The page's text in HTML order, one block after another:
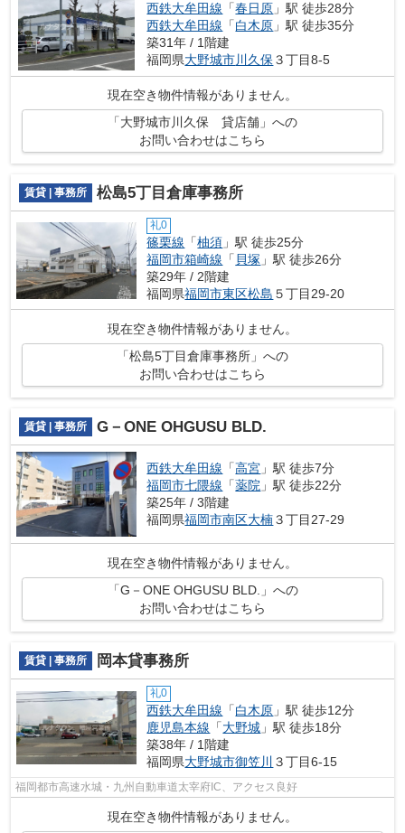
西鉄大牟田線 「春日原 」駅 徒歩28分
西鉄大牟田線 「白木原 」駅 徒歩35分
築31年 / 1階建
福岡県大野城市川久保３丁目8-5
現在空き物件情報がありません。
「大野城市川久保 貸店舗」への
お問い合わせはこちら
賃貸 | 事務所 松島5丁目倉庫事務所
礼0
篠栗線 「柚須 」駅 徒歩25分
福岡市箱崎線 「 貝塚 」駅 徒歩26分
築29年 / 2階建
福岡県福岡市東区松島 ５丁目29-20
現在空き物件情報がありません。
「松島5丁目倉庫事務所」への
お問い合わせはこちら
賃貸 | 事務所 G－ONE OHGUSU BLD.
西鉄大牟田線 「高宮 」駅 徒歩7分
福岡市七隈線 「薬院 」駅 徒歩22分
築25年 / 3階建
福岡県福岡市南区大楠３丁目27-29
現在空き物件情報がありません。
「G－ONE OHGUSU BLD.」への
お問い合わせはこちら
賃貸 | 事務所 岡本貸事務所
礼0
西鉄大牟田線 「白木原 」駅 徒歩12分
鹿児島本線 「大野城 」駅 徒歩18分
築38年 / 1階建
福岡県大野城市御笠川 ３丁目6-15
福岡都市高速水城・九州自動車道太宰府IC、アクセス良好
現在空き物件情報がありません。